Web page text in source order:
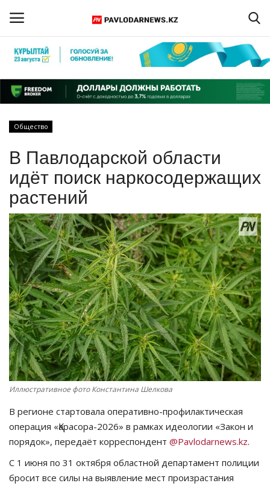
Регистрация
Главная
ПАВЛОДАРСКАЯ ОБЛАСТЬ
КАЗАХСТАН
МИР
СПЕЦПРОЕКТЫ
СПОРТ
Чек-лист
РАЗВЛЕЧЕНИЯ
OFFICIAL
Курултай
Язык
Қазақша Русский
Общество
В Павлодарской области
идёт поиск наркосодержащих
растений
Иллюстративное фото Константина Шелкова
В регионе стартовала оперативно-профилактическая
операция «Қарасора-2026» в рамках идеологии «Закон и
порядок», передаёт корреспондент @Pavlodarnews.kz.
С 1 июня по 31 октября областной департамент полиции
бросит все силы на выявление мест произрастания